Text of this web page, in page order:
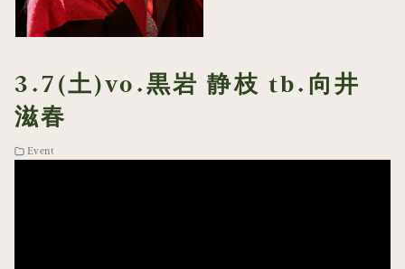
3.7(土)vo.黒岩 静枝 tb.向井
滋春
Event